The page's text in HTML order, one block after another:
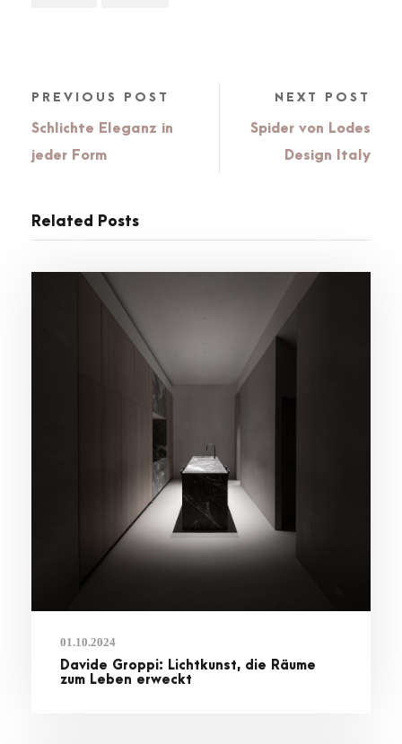
PREVIOUS POST
Schlichte Eleganz in
jeder Form
NEXT POST
Spider von Lodes
Design Italy
Related Posts
01.10.2024
Davide Groppi: Lichtkunst, die Räume
zum Leben erweckt